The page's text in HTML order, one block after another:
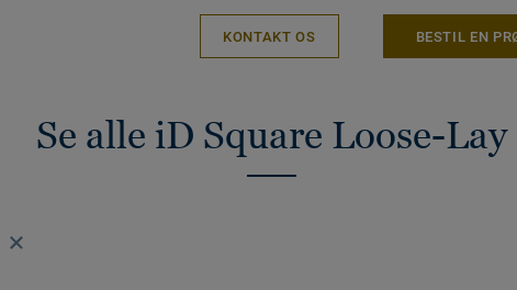
KONTAKT OS BESTIL EN
Se alle iD Square Loose-Lay